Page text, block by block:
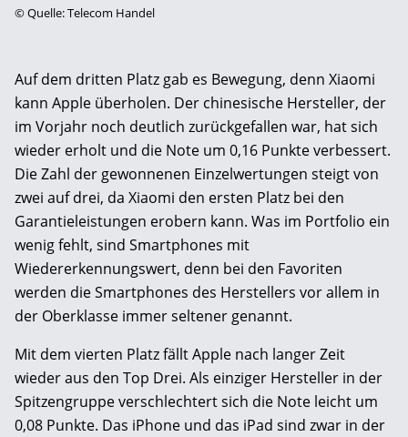
©Quelle: Telecom Handel
Auf dem dritten Platz gab es Bewegung, denn Xiaomi
kann Apple überholen. Der chinesische Hersteller, der
im Vorjahr noch deutlich zurückgefallen war, hat sich
wieder erholt und die Note um 0,16 Punkte verbessert.
Die Zahl der gewonnenen Einzelwertungen steigt von
zwei auf drei, da Xiaomi den ersten Platz bei den
Garantieleistungen erobern kann. Was im Portfolio ein
wenig fehlt, sind Smartphones mit
Wiedererkennungswert, denn bei den Favoriten
werden die Smartphones des Herstellers vor allem in
der Oberklasse immer seltener genannt.
Mit dem vierten Platz fällt Apple nach langer Zeit
wieder aus den Top Drei. Als einziger Hersteller in der
Spitzengruppe verschlechtert sich die Note leicht um
0,08 Punkte. Das iPhone und das iPad sind zwar in der